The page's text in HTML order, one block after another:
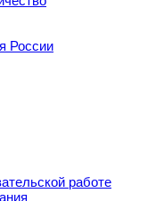
России
работе